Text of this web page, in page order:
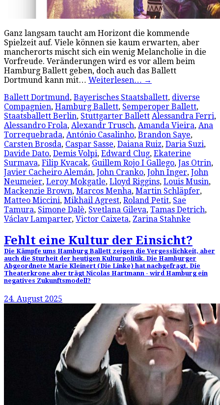
Ganz langsam taucht am Horizont die kommende
Spielzeit auf. Viele können sie kaum erwarten, aber
mancherorts mischt sich ein wenig Melancholie in die
Vorfreude. Veränderungen wird es vor allem beim
Hamburg Ballett geben, doch auch das Ballett
Dortmund kann mit… Weiterlesen… →
Ballett Dortmund, Bayerisches Staatsballett, diverse
Compagnien, Hamburg Ballett, Semperoper Ballett,
Staatsballett Berlin, Stuttgarter Ballett Alessandra Ferri,
Alessandro Frola, Alexandr Trusch, Amanda Vieira, Ana
Torrequebrada, António Casalinho, Brandon Saye,
Carsten Brosda, Caspar Sasse, Daiana Ruiz, Daria Suzi,
Davide Dato, Demis Volpi, Edward Clug, Ekaterine
Surmava, Filip Kvacak, Guillem Rojo I Gallego, Jas Otrin,
Javier Cacheiro Alemán, John Cranko, John Inger, John
Neumeier, Leroy Mokgatle, Lloyd Riggins, Louis Musin,
Mackenzie Brown, Marcos Menha, Martin Schläpfer,
Matteo Miccini, Mikhail Agrest, Roland Petit, Sae
Tamura, Simone Dalè, Svetlana Gileva, Tamas Detrich,
Václav Lamparter, Victor Caixeta, Zarina Stahnke
Fehlt eine Kultur der Einsicht?
Die Kämpfe ums Hamburg Ballett zeigen die Vergesslichkeit, aber
auch die Sturheit der heutigen Kulturpolitik. Die Hamburger
Abgeordnete Marie Kleinert (Die Linke) hat nachgefragt. Die
Theaterkrone aber trägt Nicolas Hartmann - wird Hamburg ein
negatives Zukunftsmodell?
24. August 2025